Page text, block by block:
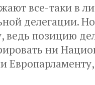
все-таки в
делегации.
ведь позицию
ни